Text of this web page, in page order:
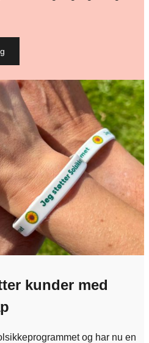
kunder med
og har nu en